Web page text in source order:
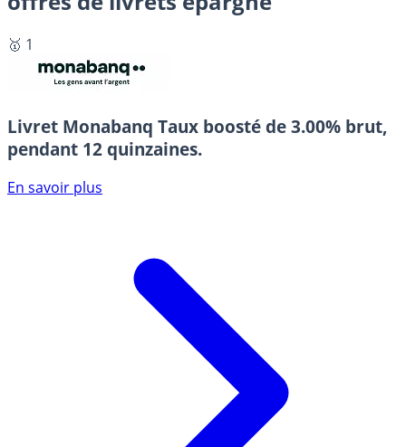
🥇 1
Livret Monabanq Taux boosté de 3.00% brut,
pendant 12 quinzaines.
En savoir plus